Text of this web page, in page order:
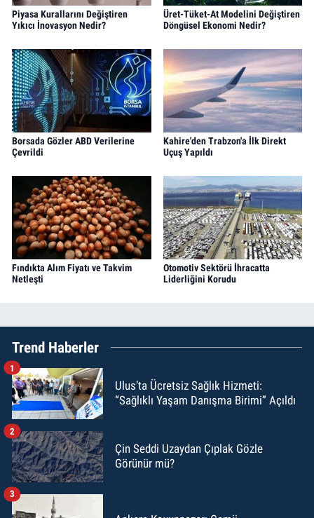
Piyasa Kurallarını Değiştiren
Yıkıcı İnovasyon Nedir?
Üret-Tüket-At Modelini Değiştiren
Döngüsel Ekonomi Nedir?
Borsada Gözler ABD Verilerine
Çevrildi
Kahire'den Trabzon'a İlk Direkt
Uçuş Yapıldı
Fındıkta Alım Fiyatı ve Takvim
Netleşti
Otomotiv Sektörü İhracatta
Liderliğini Korudu
Trend Haberler
Ulus’ta Ücretsiz Sağlık Hizmeti:
“Sağlıklı Yaşam Danışma Birimi” Açıldı
1
Çin Seddi Uzaydan Çıplak Gözle
Görünür mü?
2
3